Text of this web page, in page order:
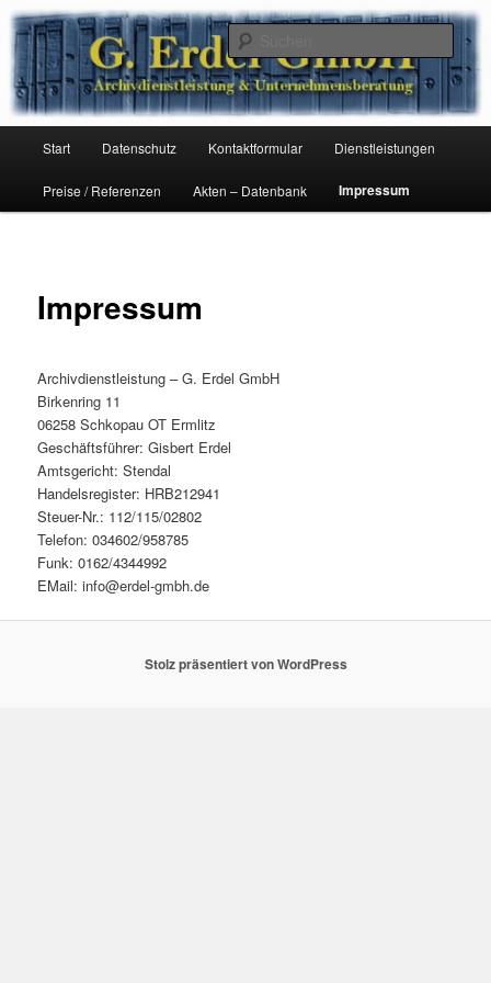
Zum
Inhalt
wechseln
G. Erdel GmbH
Archivdienstleistung & Unternehmensberatung
Start Datenschutz Kontaktformular Dienstleistungen
Preise / Referenzen Akten – Datenbank Impressum
Impressum
Archivdienstleistung – G. Erdel GmbH
Birkenring 11
06258 Schkopau OT Ermlitz
Geschäftsführer: Gisbert Erdel
Amtsgericht: Stendal
Handelsregister: HRB212941
Steuer-Nr.: 112/115/02802
Telefon: 034602/958785
Funk: 0162/4344992
EMail: info@erdel-gmbh.de
Stolz präsentiert von WordPress